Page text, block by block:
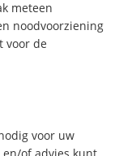
meteen
noodvoorziening
voor de
voor uw